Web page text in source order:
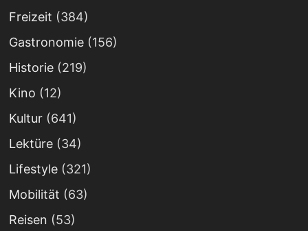
Freizeit (384)
Gastronomie(156)
Historie(219)
Kino (12)
Kultur(641)
Lektüre(34)
Lifestyle(321)
Mobilität (63)
Reisen (53)